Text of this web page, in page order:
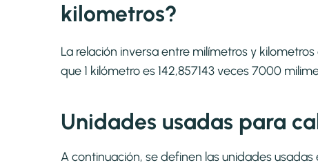
kilometros?
La relación inversa entre milímetros y
que 1 kilómetro es 142,857143 veces 7000
Unidades usadas para
A continuación, se definen las unidades usadas